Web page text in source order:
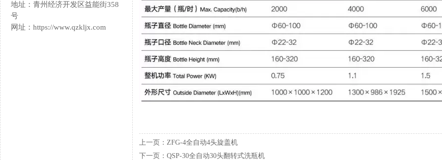
地址：青州经济开发区益能街358
号
网址：https://www.qzkljx.com
上一页：ZFG-4全自动4头旋盖机
下一页：QSP-30全自动30头翻转式洗瓶机